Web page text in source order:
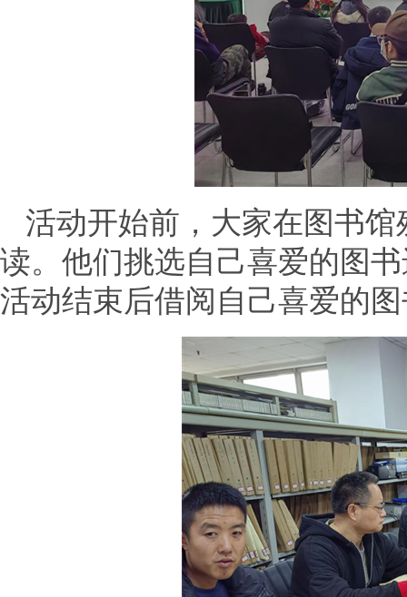
活动开始前，大家在图书
读。他们挑选自己喜爱的图
活动结束后借阅自己喜爱的